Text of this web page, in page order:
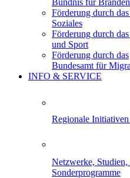
Bündnis für
Förderung durch
Soziales
Förderung durch
und Sport
Förderung durch das
Bundesamt für
INFO & SERVICE
Regionale
Netzwerke,
Sonderprogramme